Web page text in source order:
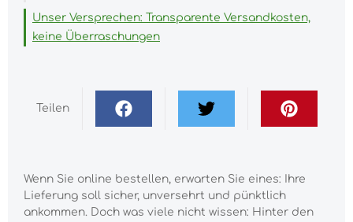
Unser Versprechen: Transparente Versandkosten,
keine Überraschungen
Teilen
Wenn Sie online bestellen, erwarten Sie eines: Ihre
Lieferung soll sicher, unversehrt und pünktlich
ankommen. Doch was viele nicht wissen: Hinter den